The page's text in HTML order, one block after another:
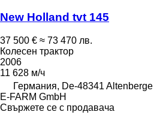
New Holland tvt 145
37 500 € ≈ 73 470 лв.
Колесен трактор
2006
11 628 м/ч
Германия, De-48341 Altenberge
E-FARM GmbH
Свържете се с продавача